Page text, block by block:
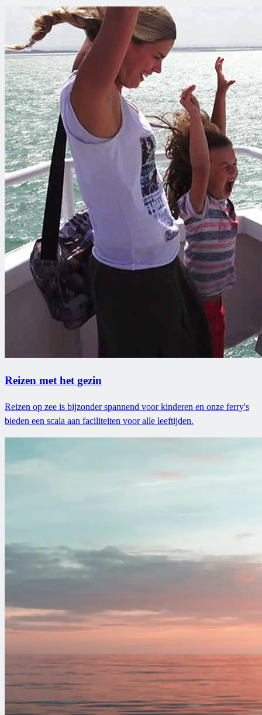
Reizen met het gezin
Reizen op zee is bijzonder spannend voor kinderen en onze ferry's
bieden een scala aan faciliteiten voor alle leeftijden.